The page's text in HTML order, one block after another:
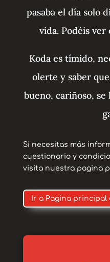
pasaba el día solo
vida. Podéis ver
Koda es tímido,
olerte y saber
bueno, cariñoso,
Si necesitas más
cuestionario y
visita nuestra pagina
Ir a Pagina principal